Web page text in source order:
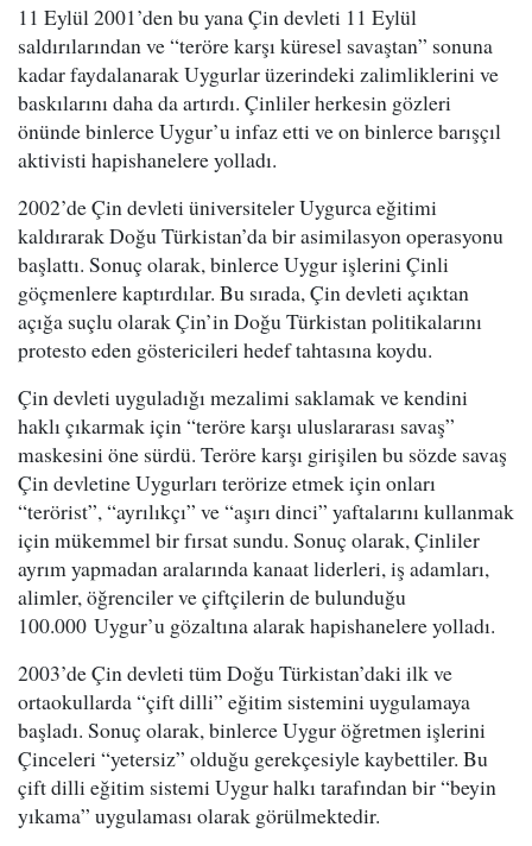
11 Eylül 2001’den bu yana Çin devleti 11 Eylül
saldırılarından ve “teröre karşı küresel savaştan” sonuna
kadar faydalanarak Uygurlar üzerindeki zalimliklerini ve
baskılarını daha da artırdı. Çinliler herkesin gözleri
önünde binlerce Uygur’u infaz etti ve on binlerce barışçıl
aktivisti hapishanelere yolladı.
2002’de Çin devleti üniversiteler Uygurca eğitimi
kaldırarak Doğu Türkistan’da bir asimilasyon operasyonu
başlattı. Sonuç olarak, binlerce Uygur işlerini Çinli
göçmenlere kaptırdılar. Bu sırada, Çin devleti açıktan
açığa suçlu olarak Çin’in Doğu Türkistan politikalarını
protesto eden göstericileri hedef tahtasına koydu.
Çin devleti uyguladığı mezalimi saklamak ve kendini
haklı çıkarmak için “teröre karşı uluslararası savaş”
maskesini öne sürdü. Teröre karşı girişilen bu sözde savaş
Çin devletine Uygurları terörize etmek için onları
“terörist”, “ayrılıkçı” ve “aşırı dinci” yaftalarını kullanmak
için mükemmel bir fırsat sundu. Sonuç olarak, Çinliler
ayrım yapmadan aralarında kanaat liderleri, iş adamları,
alimler, öğrenciler ve çiftçilerin de bulunduğu
100.000 Uygur’u gözaltına alarak hapishanelere yolladı.
2003’de Çin devleti tüm Doğu Türkistan’daki ilk ve
ortaokullarda “çift dilli” eğitim sistemini uygulamaya
başladı. Sonuç olarak, binlerce Uygur öğretmen işlerini
Çinceleri “yetersiz” olduğu gerekçesiyle kaybettiler. Bu
çift dilli eğitim sistemi Uygur halkı tarafından bir “beyin
yıkama” uygulaması olarak görülmektedir.